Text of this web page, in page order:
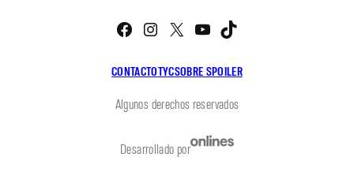
CONTACTOTYCSOBRE SPOILER
Facebook
Instagram
X YouTube
Algunos derechos reservados
Desarrollado por